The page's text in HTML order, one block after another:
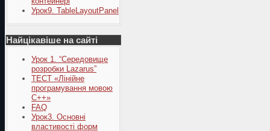
Урок9. TableLayoutPanel
Найцікавіше на сайті
Урок 1. “Середовище
розробки Lazarus”
ТЕСТ «Лінійне
програмування мовою
С++»
FAQ
Урок3. Основні
властивості форм